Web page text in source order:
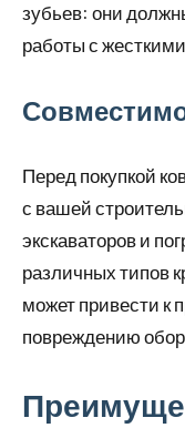
зубьев: они
работы с
Перед покупкой
с вашей
экскаваторов и
различных типов
может привести к
повреждению